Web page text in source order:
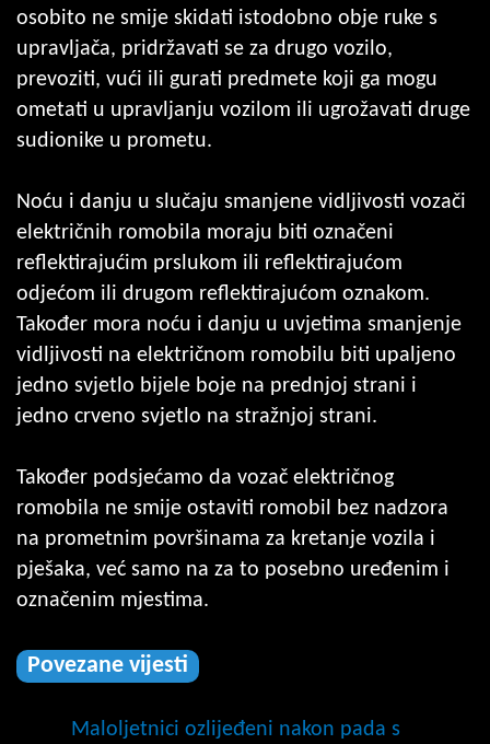
osobito ne smije skidati istodobno obje ruke s
upravljača, pridržavati se za drugo vozilo,
prevoziti, vući ili gurati predmete koji ga mogu
ometati u upravljanju vozilom ili ugrožavati druge
sudionike u prometu.
Noću i danju u slučaju smanjene vidljivosti vozači
električnih romobila moraju biti označeni
reflektirajućim prslukom ili reflektirajućom
odjećom ili drugom reflektirajućom oznakom.
Također mora noću i danju u uvjetima smanjenje
vidljivosti na električnom romobilu biti upaljeno
jedno svjetlo bijele boje na prednjoj strani i
jedno crveno svjetlo na stražnjoj strani.
Također podsjećamo da vozač električnog
romobila ne smije ostaviti romobil bez nadzora
na prometnim površinama za kretanje vozila i
pješaka, već samo na za to posebno uređenim i
označenim mjestima.
Povezane vijesti
Maloljetnici ozlijeđeni nakon pada s